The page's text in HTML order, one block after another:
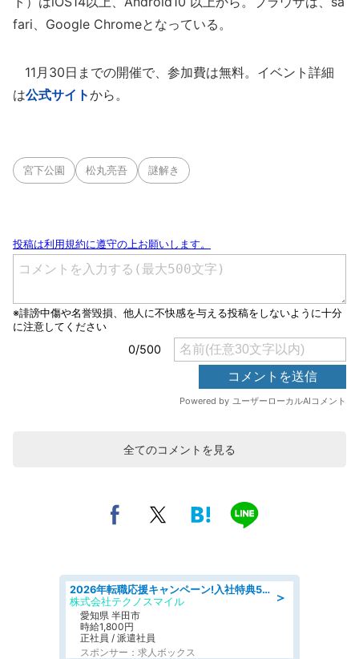
fari、Google Chromeとなっている。
11月30日までの開催で、参加費は無料。イベント詳細
は公式サイトから。
宮下公園 松丸亮吾 謎解き
全てのコメントを見る
＞
2026年転職応援キャンペーン!入社特典58万円/デンソーで働こう!自動車工場で小型部品の検査業務 denso aichi
株式会社テクノスマイル
愛知県 半田市
時給1,800円
正社員 / 派遣社員
スポンサー：求人ボックス